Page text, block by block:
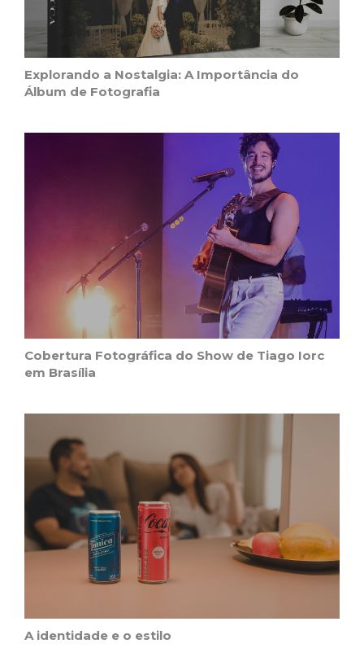
Explorando a Nostalgia: A Importância do
Álbum de Fotografia
Cobertura Fotográfica do Show de Tiago Iorc
em Brasília
A identidade e o estilo